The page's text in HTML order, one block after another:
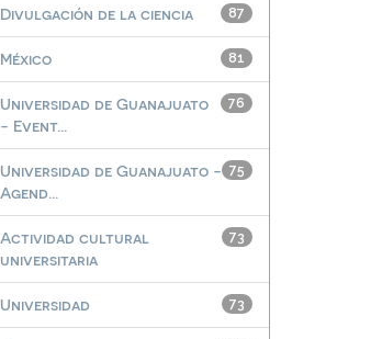
87
Divulgación de la ciencia
81
México
76
Universidad de Guanajuato
- Event...
75
Universidad de Guanajuato -
Agend...
73
Actividad cultural
universitaria
73
Universidad